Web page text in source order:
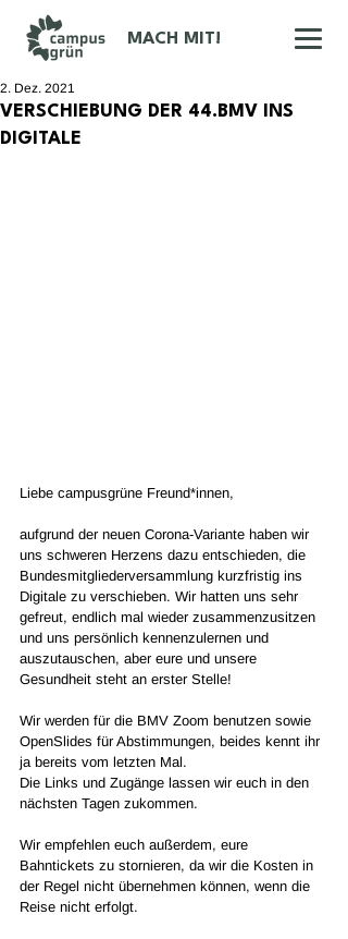
MACH MIT!
VERSCHIEBUNG DER 44.BMV INS
DIGITALE
2. Dez. 2021
Liebe campusgrüne Freund*innen,
aufgrund der neuen Corona-Variante haben wir
uns schweren Herzens dazu entschieden, die
Bundesmitgliederversammlung kurzfristig ins
Digitale zu verschieben. Wir hatten uns sehr
gefreut, endlich mal wieder zusammenzusitzen
und uns persönlich kennenzulernen und
auszutauschen, aber eure und unsere
Gesundheit steht an erster Stelle!
Wir werden für die BMV Zoom benutzen sowie
OpenSlides für Abstimmungen, beides kennt ihr
ja bereits vom letzten Mal.
Die Links und Zugänge lassen wir euch in den
nächsten Tagen zukommen.
Wir empfehlen euch außerdem, eure
Bahntickets zu stornieren, da wir die Kosten in
der Regel nicht übernehmen können, wenn die
Reise nicht erfolgt.